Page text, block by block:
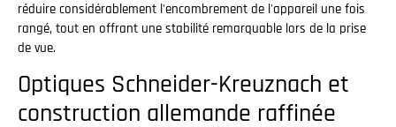
réduire considérablement l'encombrement de l'appareil une fois
rangé, tout en offrant une stabilité remarquable lors de la prise
de vue.
Optiques Schneider-Kreuznach et
construction allemande raffinée